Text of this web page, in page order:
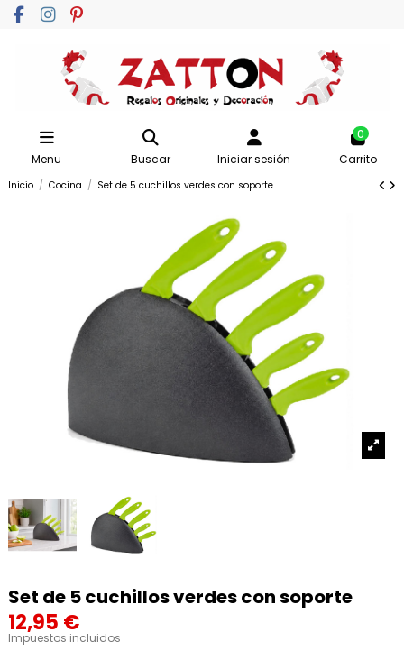
Menu Buscar Iniciar sesión
0
Carrito
Inicio Cocina Set de 5 cuchillos verdes con soporte
Set de 5 cuchillos verdes con soporte
12,95 €
Impuestos incluidos